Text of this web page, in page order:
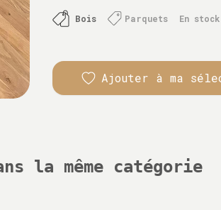
Bois Parquets En stock
Ajouter à ma
la même catégorie